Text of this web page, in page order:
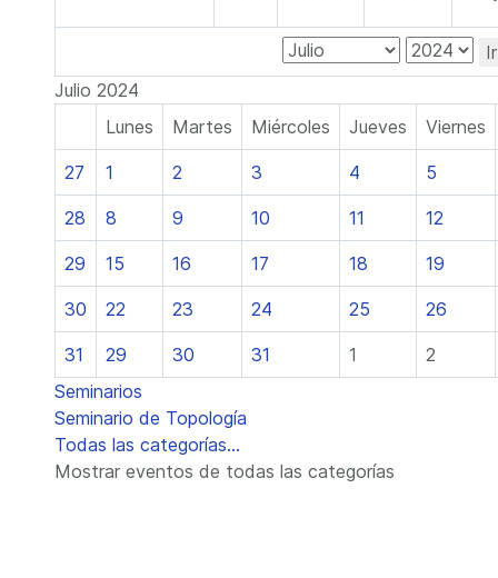
Julio 2024
Lunes
Martes Miércoles Jueves Viernes
27 1 2 3 4 5
28 8 9 10 11 12
29 15 16 17 18 19
30 22 23 24 25 26
31 29 30 31 1
2
Seminarios
Seminario de Topología
Todas las categorías...
Mostrar eventos de todas las categorías